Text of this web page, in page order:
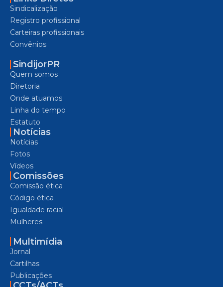
Sindicalização
Registro profissional
Carteiras profissionais
Convênios
SindijorPR
Quem somos
Diretoria
Onde atuamos
Linha do tempo
Estatuto
Notícias
Notícias
Fotos
Vídeos
Comissões
Comissão ética
Código ética
Igualdade racial
Mulheres
Multimídia
Jornal
Cartilhas
Publicações